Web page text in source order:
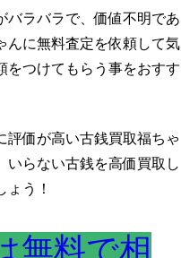
バラバラで、価値不明であ
んに無料査定を依頼して気
をつけてもらう事をおすす
評価が高い古銭買取福ちゃ
いらない古銭を高価買取し
ょう！
無料で相